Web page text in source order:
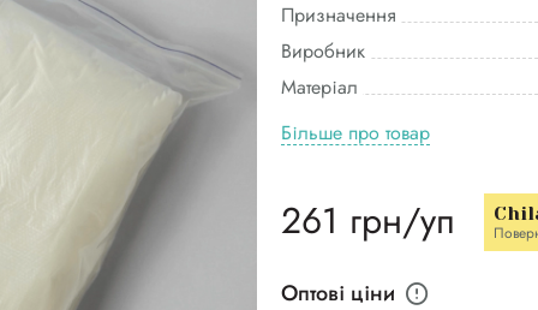
Призначення
Виробник
Матеріал
Більше про товар
261 грн/уп
Оптові ціни